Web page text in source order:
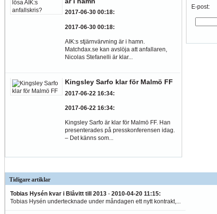
2017-06-30 00:18:
2017-06-30 00:18:
AIK:s stjärnvärvning är i hamn.
Matchdax.se kan avslöja att anfallaren,
Nicolas Stefanelli är klar...
Kingsley Sarfo klar för Malmö FF
2017-06-22 16:34:
2017-06-22 16:34:
Kingsley Sarfo är klar för Malmö FF. Han
presenterades på presskonferensen idag.
– Det känns som...
E-post:
Tidigare artiklar
Tobias Hysén kvar i Blåvitt till 2013 - 2010-04-20 11:15:
Tobias Hysén undertecknade under måndagen ett nytt kontrakt,...